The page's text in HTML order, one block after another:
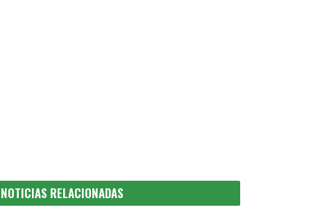
NOTICIAS RELACIONADAS